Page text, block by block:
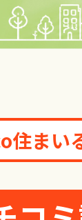
ESS-T6L1
住まい